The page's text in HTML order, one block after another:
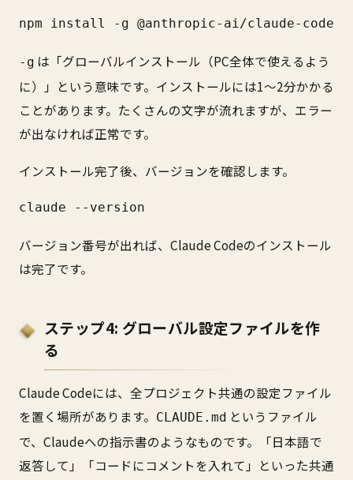
npm install -g @anthropic-ai/claude-code
-g は「グローバルインストール（PC全体で使えるよう
に）」という意味です。インストールには1〜2分かかる
ことがあります。たくさんの文字が流れますが、エラー
が出なければ正常です。
インストール完了後、バージョンを確認します。
claude --version
バージョン番号が出れば、Claude Codeのインストール
は完了です。
ステップ4: グローバル設定ファイルを作
る
Claude Codeには、全プロジェクト共通の設定ファイル
を置く場所があります。
CLAUDE.md というファイル
で、Claudeへの指示書のようなものです。「日本語で
返答して」「コードにコメントを入れて」といった共通